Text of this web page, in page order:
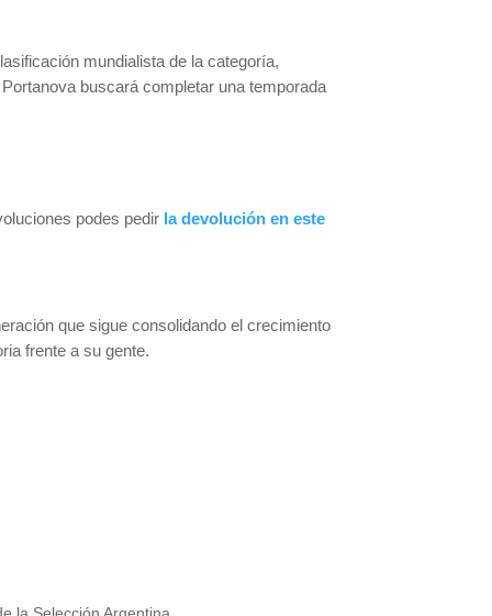
mundialista de la categoría,
buscará completar una temporada
podes pedir la devolución en este
que sigue consolidando el crecimiento
frente a su gente.
la Selección Argentina.